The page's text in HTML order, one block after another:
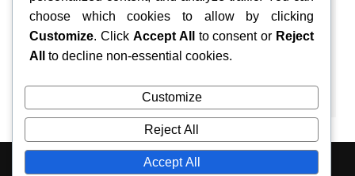
Habitation
Santé
choose which cookies to allow by clicking
Customize. Click Accept All to consent or Reject
All
to decline non-essential cookies.
Customize
Reject All
Accept All